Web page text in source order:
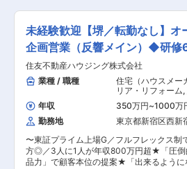
務
ョン】を大募集します！ ■業務概要： マンショ
ンオーナー様・資産家様・不動産関係者か
マンション建築用の土地情報を仕入れる営
任せします。 当社が手がけるのは、長期
を目的とした新築RCマンション投資。 そ
となる「良質な土地情報の確保」が、あな
大のミッションです。単なる売買仲介では
土地情報の収集 → 事業性検討 → オーナー
コンサルティング提案までを一貫して担い
■具体的には： 土地情報の仕入れ・情報網
（メイン業務） ・マンションオーナー様
様、地主様への定期訪問 ・遊休地・売却検
入替検討中物件などの土地情報収集 ・金融
士業、不動産会社など既存ネットワークか
報獲得 ・信頼関係を重視した中長期的な関
未経験歓迎【堺／転勤なし】オ
企画営業（反響メイン）◆研修
場G
住友不動産ハウジング株式会社
業種 / 職種
住宅（ハウスメー
リア・リフォーム,
業 その他個人営業
年収 350万円~1000万
勤務地
東京都新宿区西新
〜東証プライム上場G／フルフレックス制
方◎／3人に1人が年収800万円超★「圧倒
品力」で顧客本位の提案★「出来るように